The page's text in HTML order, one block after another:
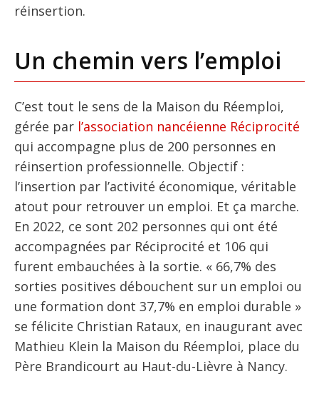
réinsertion.
Un chemin vers l’emploi
C’est tout le sens de la Maison du Réemploi,
gérée par l’association nancéienne Réciprocité
qui accompagne plus de 200 personnes en
réinsertion professionnelle. Objectif :
l’insertion par l’activité économique, véritable
atout pour retrouver un emploi. Et ça marche.
En 2022, ce sont 202 personnes qui ont été
accompagnées par Réciprocité et 106 qui
furent embauchées à la sortie. « 66,7% des
sorties positives débouchent sur un emploi ou
une formation dont 37,7% en emploi durable »
se félicite Christian Rataux, en inaugurant avec
Mathieu Klein la Maison du Réemploi, place du
Père Brandicourt au Haut-du-Lièvre à Nancy.